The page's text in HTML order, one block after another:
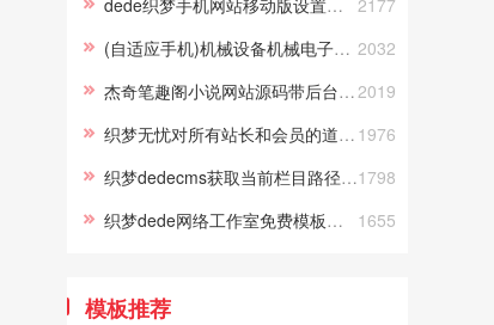
2177
dede织梦手机网站移动版设置二级域名的m开头的方法（完整实战篇
2032
(自适应手机)机械设备机械电子行业网站模板 激光设备网站pbootcms源码下载
2019
杰奇笔趣阁小说网站源码带后台全自动采集小说网站源码（带手机带app带采集规则）
1976
织梦无忧对所有站长和会员的道歉信
1798
织梦dedecms获取当前栏目路径及栏目名称
1655
织梦dede网络工作室免费模板下载
模板推荐